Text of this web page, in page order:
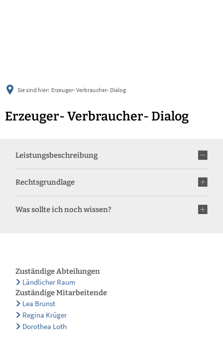
Sie sind hier: Erzeuger- Verbraucher- Dialog
Erzeuger- Verbraucher- Dialog
Leistungsbeschreibung
Rechtsgrundlage
Was sollte ich noch wissen?
Zuständige Abteilungen
Ländlicher Raum
Zuständige Mitarbeitende
Lea Brunst
Regina Krüger
Dorothea Loth